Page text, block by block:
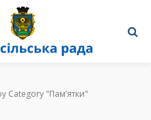
Category "Пам’ятки"